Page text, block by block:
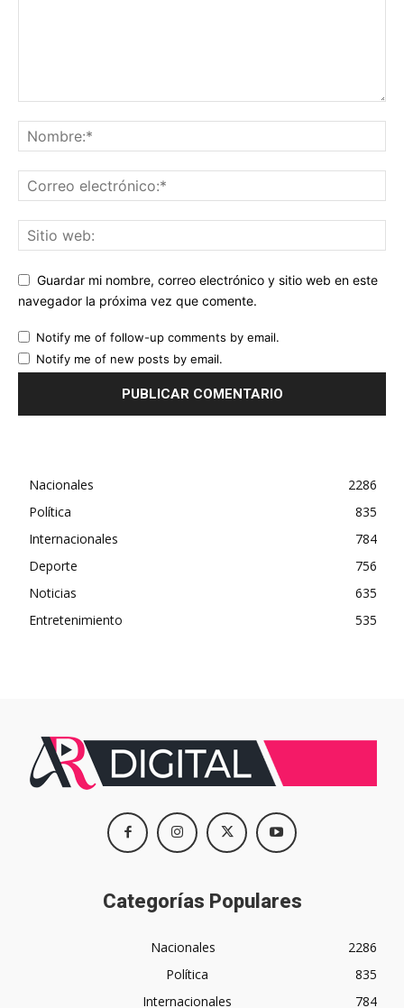
Guardar mi nombre, correo electrónico y sitio web en este
navegador la próxima vez que comente.
Notify me of follow-up comments by email.
Notify me of new posts by email.
Nacionales
2286
Política
835
Internacionales
784
Deporte
756
Noticias
635
Entretenimiento
535
Categorías Populares
Nacionales
2286
Política
835
Internacionales
784